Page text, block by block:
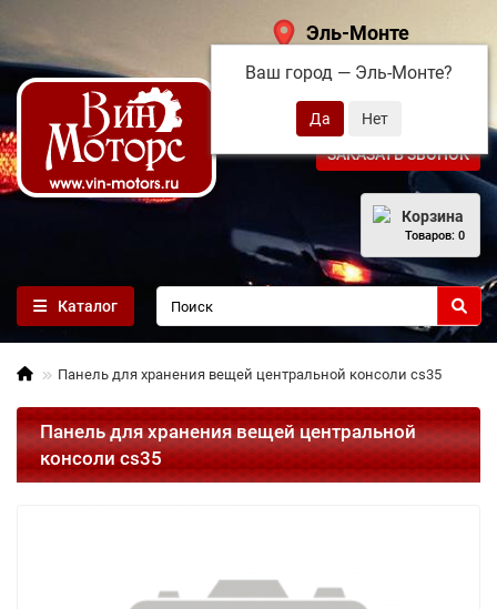
Эль-Монте
Ваш город — Эль-Монте?
+7 (495) 108-68-71
ЗАКАЗАТЬ ЗВОНОК
Корзина
Товаров: 0
Каталог
Панель для хранения вещей центральной консоли cs35
Панель для хранения вещей центральной
консоли cs35